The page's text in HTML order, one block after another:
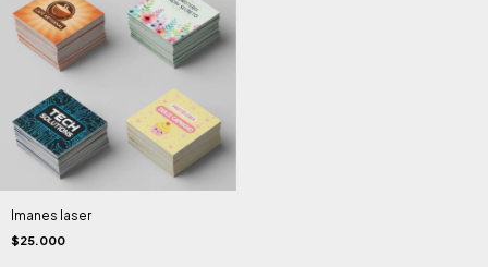
Imanes laser
$25.000